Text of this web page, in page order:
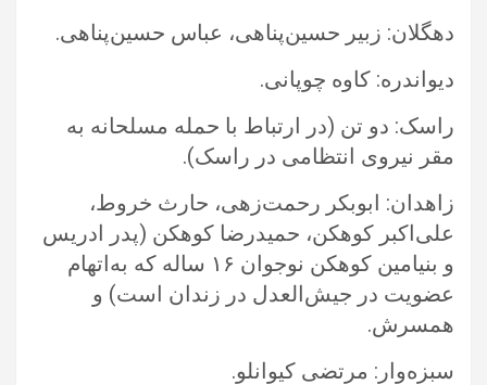
دهگلان: زبیر حسین‌پناهی، عباس حسین‌پناهی.‏
دیواندره: کاوه چوپانی.‏
راسک: دو تن (در ارتباط با حمله مسلحانه به
مقر نیروی انتظامی در راسک).‏
زاهدان: ابوبکر رحمت‌زهی، حارث خروط،
علی‌اکبر کوهکن، حمیدرضا کوهکن (پدر ادریس
و بنیامین کوهکن نوجوان ۱۶ ساله که به‌اتهام
عضویت ‏در جیش‌العدل در زندان است) و
همسرش.‏
سبزه‌وار: مرتضی کیوانلو.‏